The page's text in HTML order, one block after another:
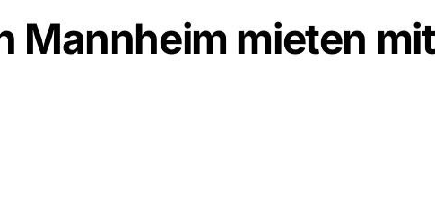
Mannheim mieten